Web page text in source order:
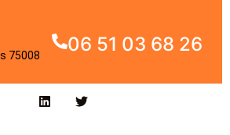
75008 06 51 03 68 26